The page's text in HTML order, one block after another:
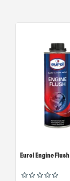
Eurol Engine Flush